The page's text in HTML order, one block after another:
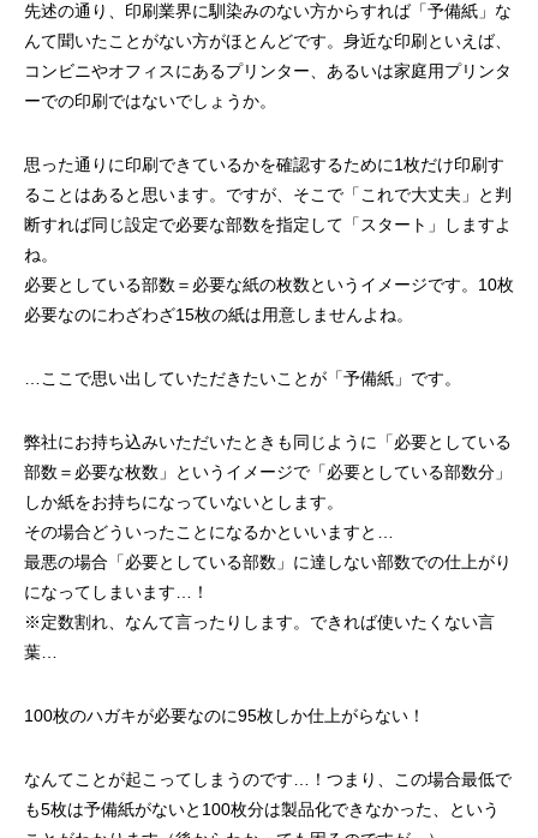
先述の通り、印刷業界に馴染みのない方からすれば「予備紙」な
んて聞いたことがない方がほとんどです。身近な印刷といえば、
コンビニやオフィスにあるプリンター、あるいは家庭用プリンタ
ーでの印刷ではないでしょうか。
思った通りに印刷できているかを確認するために1枚だけ印刷す
ることはあると思います。ですが、そこで「これで大丈夫」と判
断すれば同じ設定で必要な部数を指定して「スタート」しますよ
ね。
必要としている部数＝必要な紙の枚数というイメージです。10枚
必要なのにわざわざ15枚の紙は用意しませんよね。
…ここで思い出していただきたいことが「予備紙」です。
弊社にお持ち込みいただいたときも同じように「必要としている
部数＝必要な枚数」というイメージで「必要としている部数分」
しか紙をお持ちになっていないとします。
その場合どういったことになるかといいますと…
最悪の場合「必要としている部数」に達しない部数での仕上がり
になってしまいます…！
※定数割れ、なんて言ったりします。できれば使いたくない言
葉…
100枚のハガキが必要なのに95枚しか仕上がらない！
なんてことが起こってしまうのです…！つまり、この場合最低で
も5枚は予備紙がないと100枚分は製品化できなかった、という